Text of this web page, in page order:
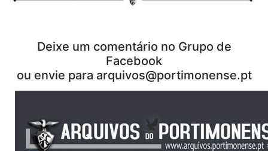
Deixe um comentário no Grupo de
Facebook
ou envie para arquivos@portimonense.pt